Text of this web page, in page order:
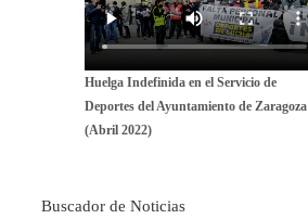
Huelga Indefinida en el Servicio de
Deportes del Ayuntamiento de Zaragoza
(Abril 2022)
Buscador de Noticias